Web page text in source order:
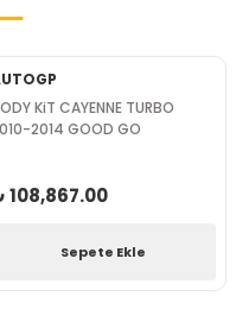
KiT CAYENNE TURBO
2014 GOOD GO
108,867.00
Sepete Ekle